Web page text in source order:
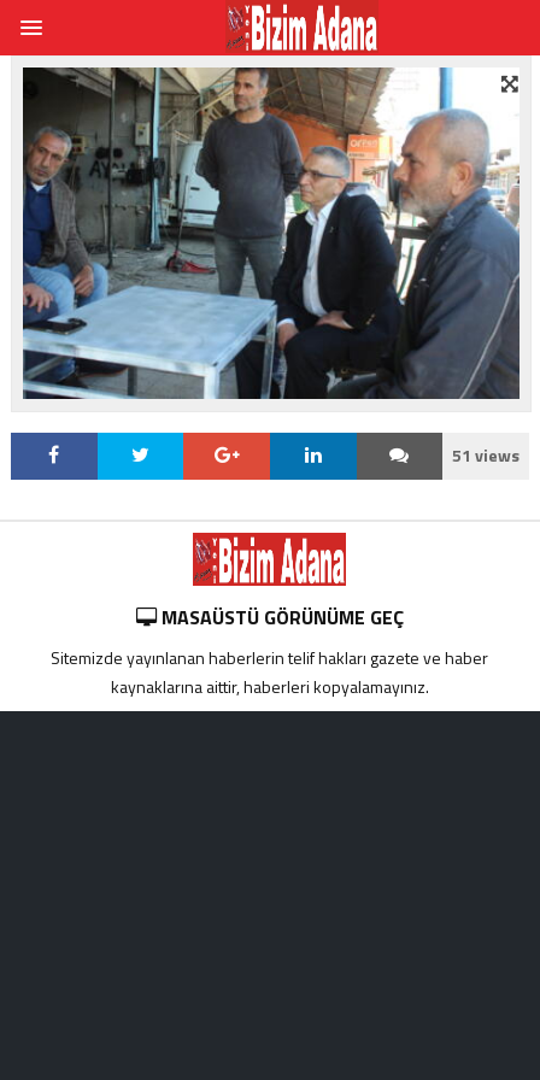
51 views
MASAÜSTÜ GÖRÜNÜME GEÇ
Sitemizde yayınlanan haberlerin telif hakları gazete ve haber
kaynaklarına aittir, haberleri kopyalamayınız.